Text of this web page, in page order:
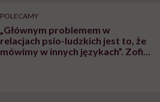
POLECAMY
„Głównym problemem w
relacjach psio-ludzkich jest to, że
mówimy w innych językach”. Zofia